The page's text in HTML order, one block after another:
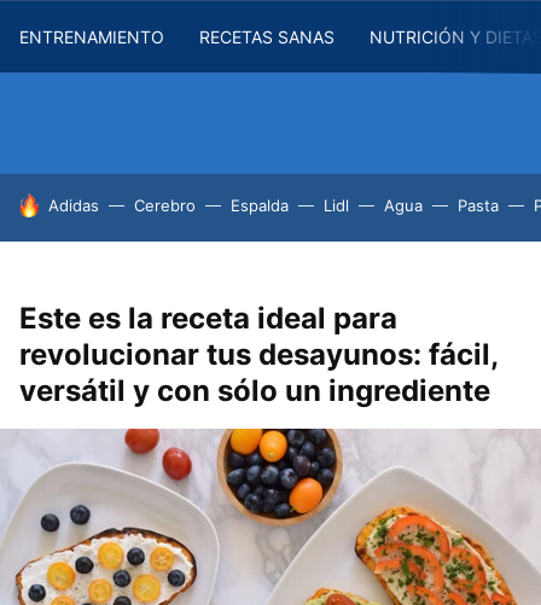
ENTRENAMIENTO RECETAS SANAS NUTRICIÓN Y
HOY SE HABLA DE
Adidas Cerebro Espalda Lidl Agua Pasta
Este es la receta ideal para
revolucionar tus desayunos: fácil,
versátil y con sólo un ingrediente